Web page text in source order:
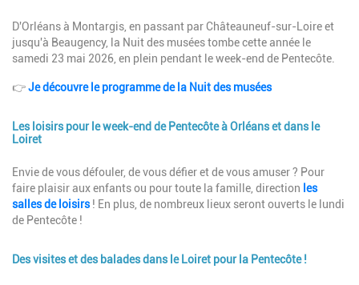
Description
D'Orléans à Montargis, en passant par Châteauneuf-sur-Loire et
jusqu'à Beaugency, la Nuit des musées tombe cette année le
samedi 23 mai 2026, en plein pendant le week-end de Pentecôte.
👉Je découvre le programme de la Nuit des musées
Les loisirs pour le week-end de Pentecôte à Orléans et dans le
Loiret
Description
Envie de vous défouler, de vous défier et de vous amuser ? Pour
faire plaisir aux enfants ou pour toute la famille, direction les
salles de loisirs! En plus, de nombreux lieux seront ouverts le lundi
de Pentecôte !
Des visites et des balades dans le Loiret pour la Pentecôte !